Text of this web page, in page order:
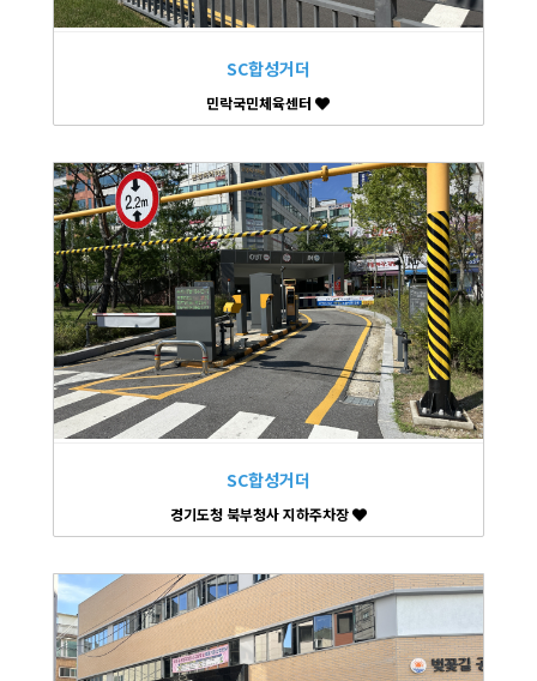
SC합성거더
민락국민체육센터
SC합성거더
경기도청 북부청사 지하주차장